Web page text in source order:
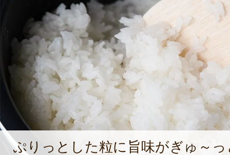
る。今後は、「侍米」をはじめとす
より多く生産できるように努めてい
ぎの代表として、新規就農者の受け
業に参加しやすい環境を作ることを
ぷりっとした粒に旨味がぎゅ～